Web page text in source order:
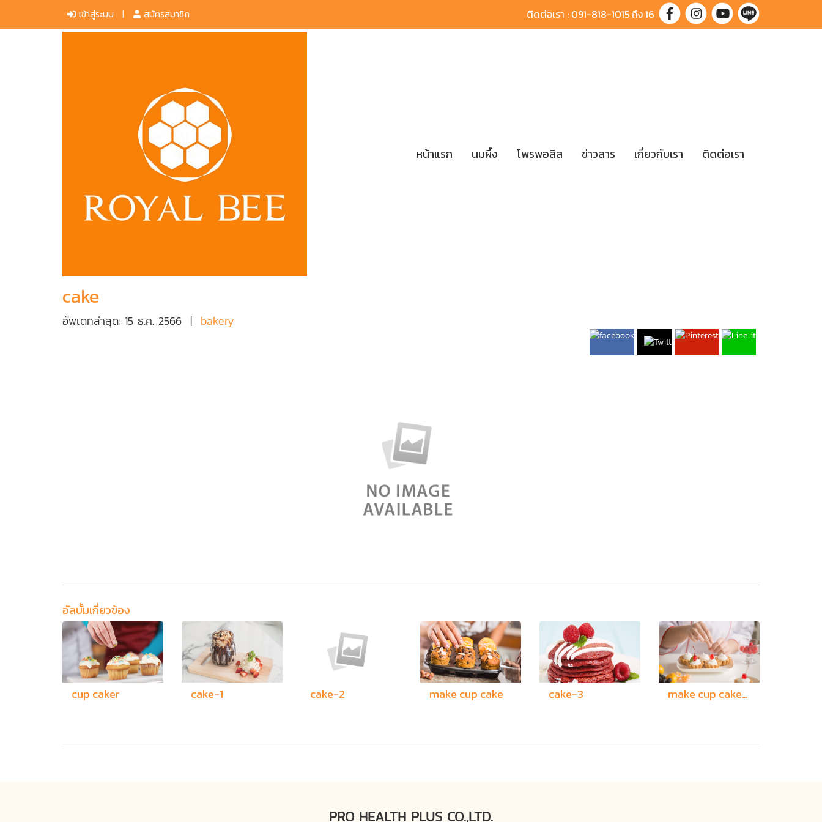
เข้าสู่ระบบ สมัครสมาชิก ติดต่อเรา : 091-818-1015 ถึง 16
หน้าแรก นมผึ้ง โพรพอลิส ข่าวสาร เกี่ยวกับเรา ติดต่อเรา
cake
อัพเดทล่าสุด: 15 ธ.ค. 2566 | bakery
อัลบั้มเกี่ยวข้อง
cup caker cake-1 cake-2 make cup cake cake-3 make cup cake-2
PRO HEALTH PLUS CO.,LTD.